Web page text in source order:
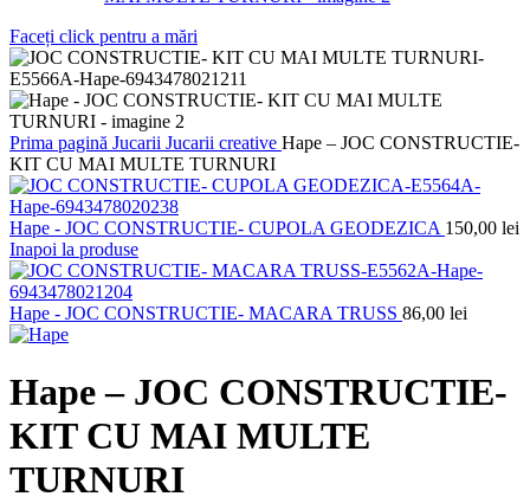
Faceți click pentru a mări
Prima pagină Jucarii Jucarii creative Hape – JOC CONSTRUCTIE-
KIT CU MAI MULTE TURNURI
Hape - JOC CONSTRUCTIE- CUPOLA GEODEZICA 150,00 lei
Inapoi la produse
Hape - JOC CONSTRUCTIE- MACARA TRUSS 86,00 lei
Hape – JOC CONSTRUCTIE-
KIT CU MAI MULTE
TURNURI